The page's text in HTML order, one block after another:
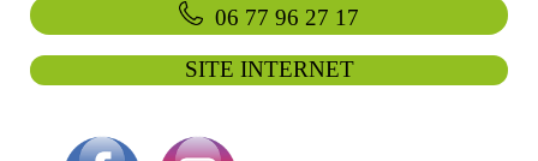
06 77 96 27 17
SITE INTERNET